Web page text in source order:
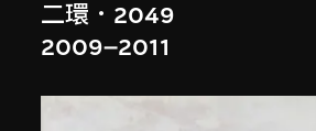
二環．2049
2009–2011